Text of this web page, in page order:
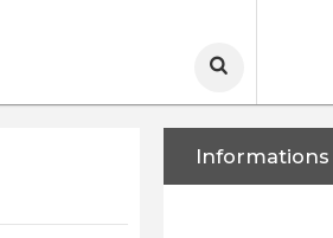
Informations